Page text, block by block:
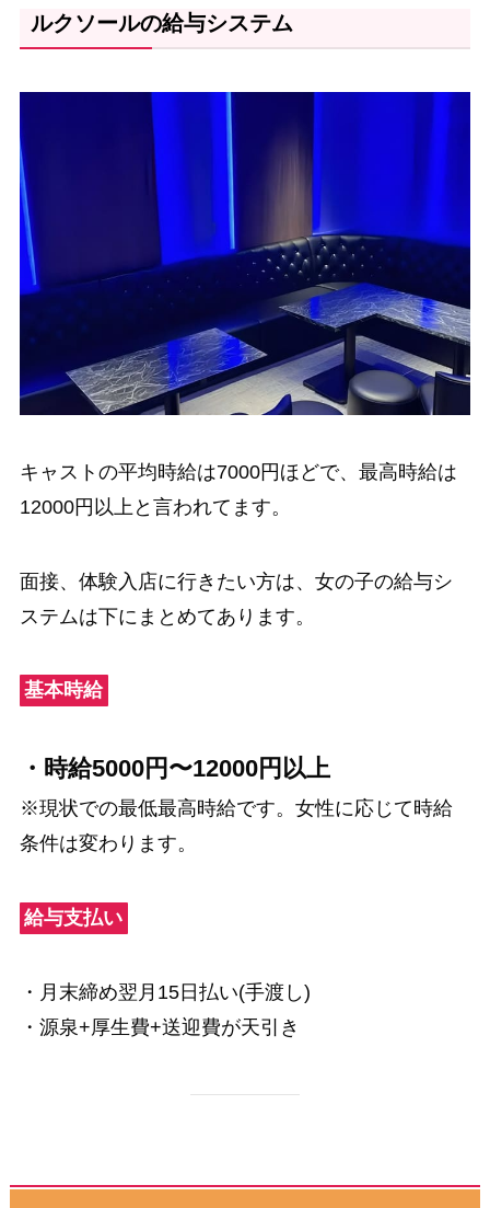
ルクソールの給与システム
キャストの平均時給は7000円ほどで、最高時給は
12000円以上と言われてます。
面接、体験入店に行きたい方は、女の子の給与シ
ステムは下にまとめてあります。
基本時給
・時給5000円〜12000円以上
※現状での最低最高時給です。女性に応じて時給
条件は変わります。
給与支払い
・月末締め翌月15日払い(手渡し)
・源泉+厚生費+送迎費が天引き